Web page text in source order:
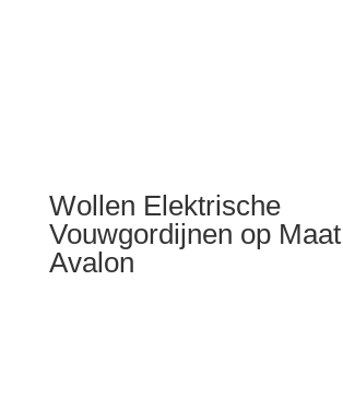
Wollen Elektrische
Vouwgordijnen op
Avalon